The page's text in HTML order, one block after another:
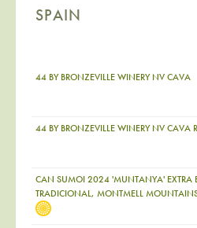
SPAIN
44 BY BRONZEVILLE WINERY NV CAVA
44 BY BRONZEVILLE WINERY NV CAVA
CAN SUMOI 2024 'MUNTANYA' EXTRA
TRADICIONAL, MONTMELL